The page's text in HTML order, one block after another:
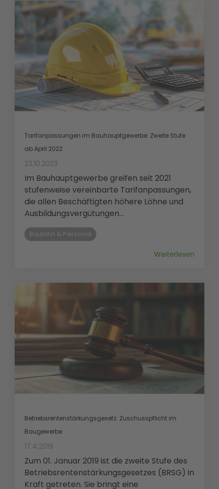
Tarifanpassungen im Bauhauptgewerbe: Zweite Stufe
ab April 2022
23.10.2023
Im Bauhauptgewerbe greifen seit 2021
stufenweise vereinbarte Tarifanpassungen,
die allen Beschäftigten höhere Löhne und
Ausbildungsvergütungen...
Baulohn & Personal
Weiterlesen
Betriebsrentenstärkungsgesetz: Zuschusspflicht im
Baugewerbe
17.4.2019
Zum 01. Januar 2019 ist die zweite Stufe des
Betriebsrentenstärkungsgesetzes (BRSG) in
Kraft getreten. Sie bringt eine